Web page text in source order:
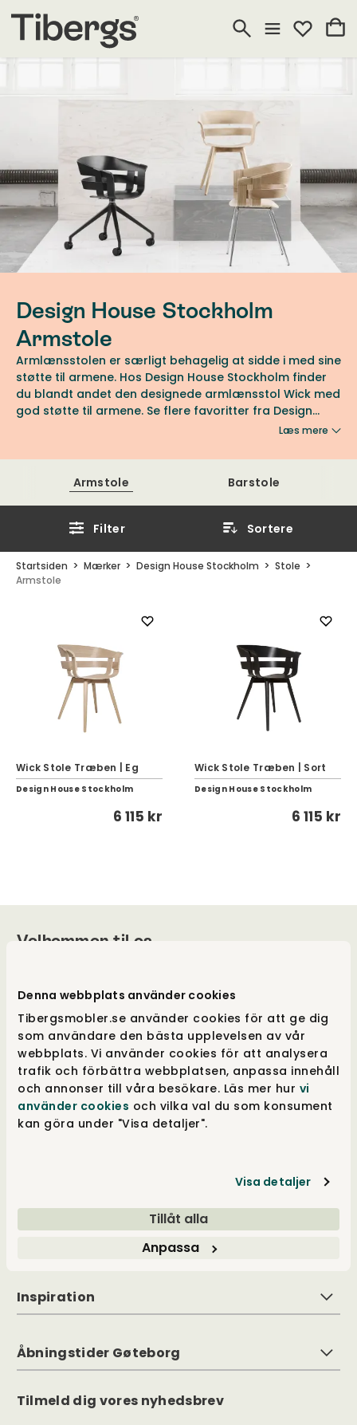
Denna webbplats använder cookies
Tibergsmobler.se använder cookies för att ge dig
som användare den bästa upplevelsen av vår
webbplats. Vi använder cookies för att analysera
trafik och förbättra webbplatsen, anpassa innehåll
och annonser till våra besökare. Läs mer hur vi
använder cookies och vilka val du som konsument
kan göra under "Visa detaljer".
Visa detaljer
Tillåt alla
Anpassa
Design House Stockholm
Armstole
Armlænsstolen er særligt behagelig at sidde i med sine
støtte til armene. Hos Design House Stockholm finder
du blandt andet den designede armlænsstol Wick med
god støtte til armene. Se flere favoritter fra Design
Læs mere
Armstole Barstole
Filter Sortere
Startsiden Mærker Design House Stockholm
Stole
Armstole
Wick Stole Træben | Eg
Design House Stockholm
6 115 kr
Wick Stole Træben | Sort
Design House Stockholm
6 115 kr
Velkommen til os
drivkraft ligger i at tilbyde et unikt udvalg og
samtidig give merværdi i form af viden, følelse
og tilgængelighed. Vi er også udpræget
frihedselskere, der er utroligt omhyggelige
med alle vores indkøb, for at kunne tilbyde
stor valgfrihed i både stort og småt. Vi hæver
hele tiden barren for vores mål og bliver
aldrig trætte i vores bestræbelse på at øge
oplevelsen ved hver kontakt med os. Visionen
Inspiration
Åbningstider Gøteborg
Tilmeld dig vores nyhedsbrev